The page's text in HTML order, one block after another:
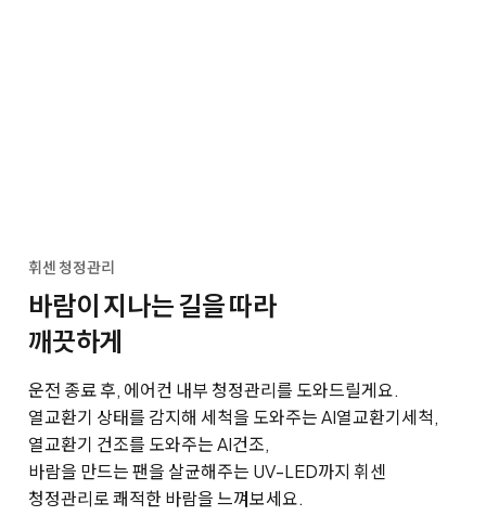
휘센 청정관리
바람이 지나는 길을 따라
깨끗하게
운전 종료 후, 에어컨 내부 청정관리를 도와드릴게요.
열교환기 상태를 감지해 세척을 도와주는 AI열교환기세척,
열교환기 건조를 도와주는 AI건조,
바람을 만드는 팬을 살균해주는 UV-LED까지 휘센
청정관리로 쾌적한 바람을 느껴보세요.